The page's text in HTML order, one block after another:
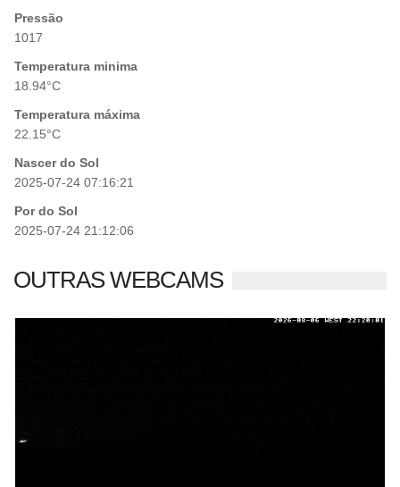
Pressão
1017
Temperatura minima
18.94°C
Temperatura máxima
22.15°C
Nascer do Sol
2025-07-24 07:16:21
Por do Sol
2025-07-24 21:12:06
OUTRAS WEBCAMS